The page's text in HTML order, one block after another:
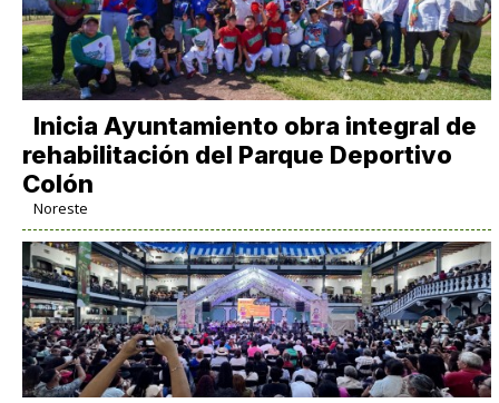
Inicia Ayuntamiento obra integral de
rehabilitación del Parque Deportivo
Colón
Noreste